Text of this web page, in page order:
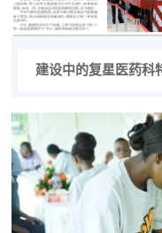
建设中的复星医药科